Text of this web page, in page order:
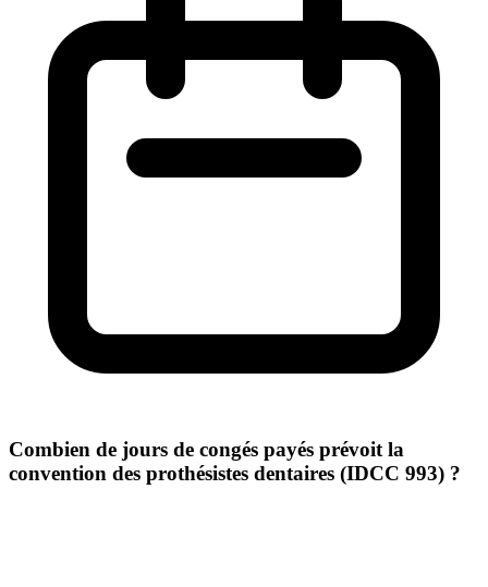
Combien de jours de congés payés prévoit la
convention des prothésistes dentaires (IDCC 993) ?